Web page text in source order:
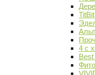
TitBit
4 с